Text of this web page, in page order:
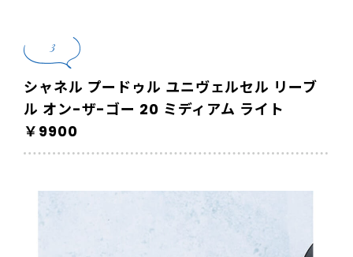
3
シャネル プードゥル ユニヴェルセル リーブ
ル オン-ザ-ゴー 20 ミディアム ライト
￥9900